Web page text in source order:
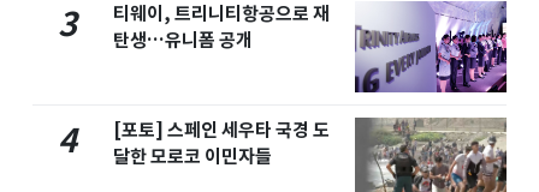
3
티웨이, 트리니티항공으로 재
탄생…유니폼 공개
4
[포토] 스페인 세우타 국경 도
달한 모로코 이민자들